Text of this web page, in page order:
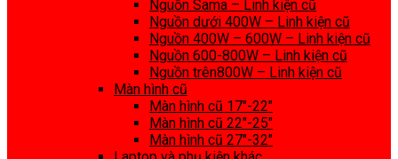
Nguồn Sama – Linh kiện cũ
Nguồn dưới 400W – Linh kiện cũ
Nguồn 400W – 600W – Linh kiện cũ
Nguồn 600-800W – Linh kiện cũ
Nguồn trên800W – Linh kiện cũ
Màn hình cũ
Màn hình cũ 17″-22″
Màn hình cũ 22″-25″
Màn hình cũ 27″-32″